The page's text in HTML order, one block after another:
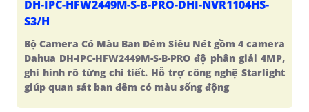
DH-IPC-HFW2449M-S-B-PRO-DHI-NVR1104HS-
S3/H
Bộ Camera Có Màu Ban Đêm Siêu Nét gồm 4 camera
Dahua DH-IPC-HFW2449M-S-B-PRO độ phân giải 4MP,
ghi hình rõ từng chi tiết. Hỗ trợ công nghệ Starlight
giúp quan sát ban đêm có màu sống động